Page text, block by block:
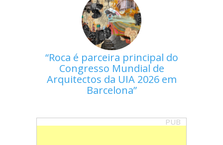
Roca é parceira principal do
Congresso Mundial de
Arquitectos da UIA 2026 em
Barcelona
PUB